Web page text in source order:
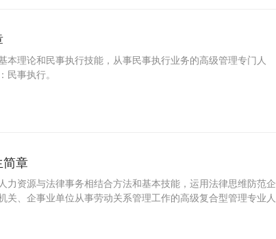
本理论和民事执行技能，从事民事执行业务的高级管理专门人
民事执行。
简章
力资源与法律事务相结合方法和基本技能，运用法律思维防范企
关、企事业单位从事劳动关系管理工作的高级复合型管理专业人
范化为企业及劳动者合法合理解决相关的劳动纠纷。